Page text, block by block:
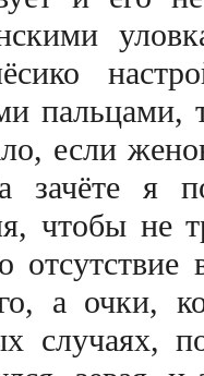
пальцами,
если
зачёте я
чтобы не
а очки,
случаях,